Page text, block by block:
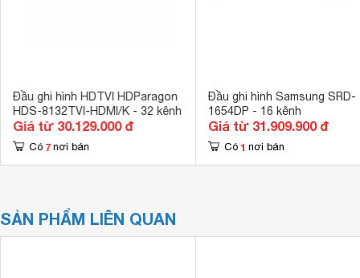
Đầu ghi hình HDTVI HDParagon
HDS-8132TVI-HDMI/K - 32 kênh
Giá từ 30.129.000 đ
Có 7 nơi bán
Đầu ghi hình Samsung SRD-
1654DP - 16 kênh
Giá từ 31.909.900 đ
Có 1 nơi bán
SẢN PHẨM LIÊN QUAN